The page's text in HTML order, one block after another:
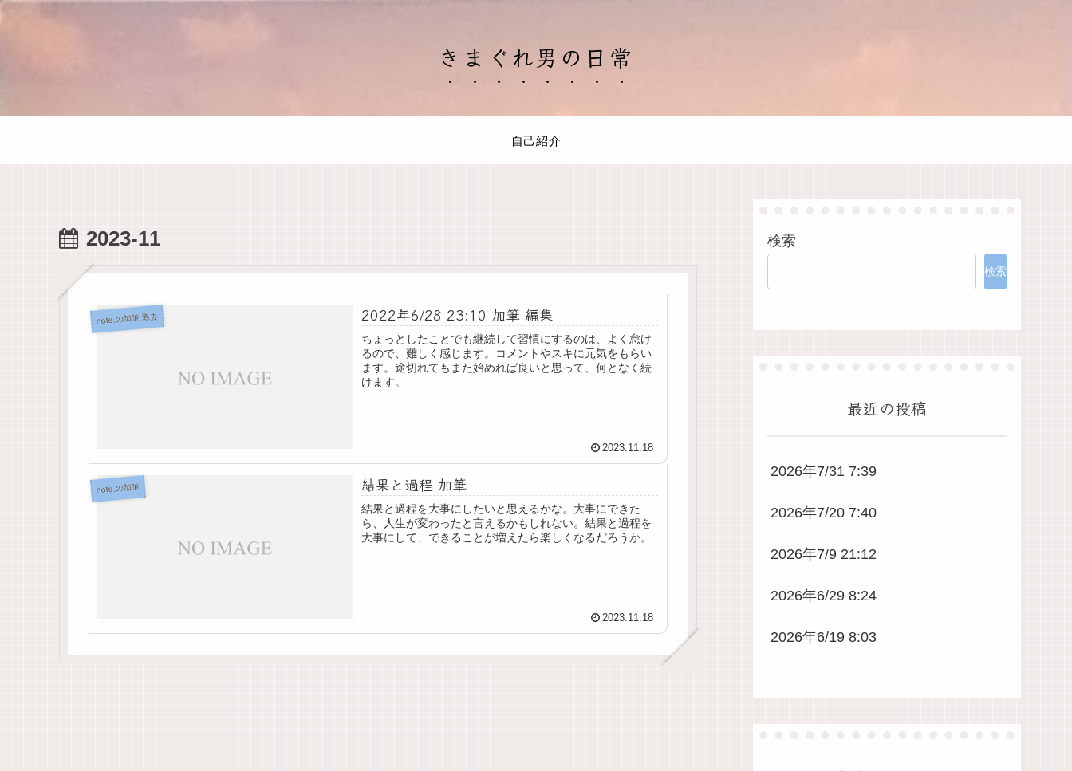
きまぐれ男の日常
自己紹介
2023-11
note.の加筆 過去 2022年6/28 23:10 加筆 編集
ちょっとしたことでも継続して習慣にするのは、よく怠け
るので、難しく感じます。コメントやスキに元気をもらい
ます。途切れてもまた始めれば良いと思って、何となく続
けます。
2023.11.18
note.の加筆 結果と過程 加筆
結果と過程を大事にしたいと思えるかな。大事にできた
ら、人生が変わったと言えるかもしれない。結果と過程を
大事にして、できることが増えたら楽しくなるだろうか。
2023.11.18
検索
検索
最近の投稿
2026年7/31 7:39
2026年7/20 7:40
2026年7/9 21:12
2026年6/29 8:24
2026年6/19 8:03